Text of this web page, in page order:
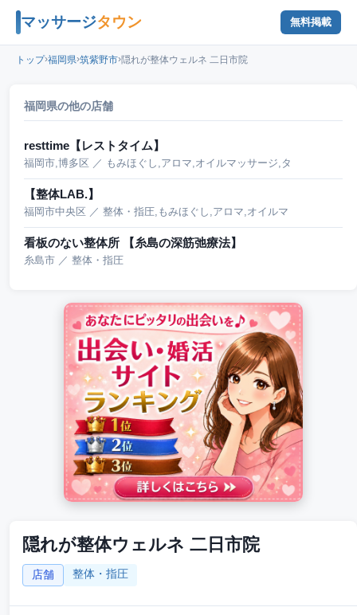
マッサージタウン 無料掲載
トップ›福岡県›筑紫野市›隠れが整体ウェルネ 二日市院
隠れが整体ウェルネ 二日市院
店舗 整体・指圧
福岡県の他の店舗
resttime【レストタイム】
福岡市,博多区 ／ もみほぐし,アロマ,オイルマッサージ,タ
【整体LAB.】
福岡市中央区 ／ 整体・指圧,もみほぐし,アロマ,オイルマ
看板のない整体所 【糸島の深筋弛療法】
糸島市 ／ 整体・指圧